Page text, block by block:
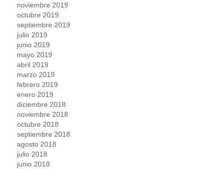
noviembre 2019
octubre 2019
septiembre 2019
julio 2019
junio 2019
mayo 2019
abril 2019
marzo 2019
febrero 2019
enero 2019
diciembre 2018
noviembre 2018
octubre 2018
septiembre 2018
agosto 2018
julio 2018
junio 2018